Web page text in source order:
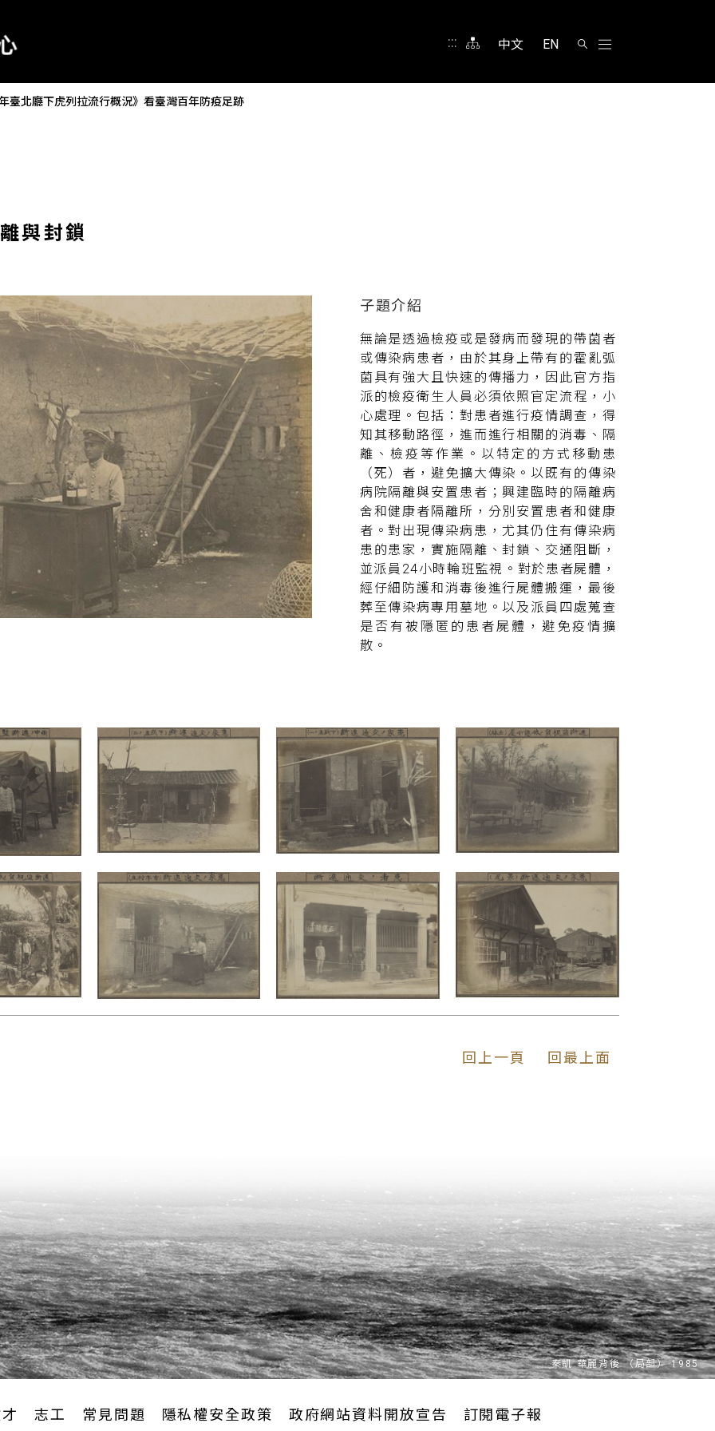
::: 中文 EN
北廳下虎列拉流行概況》看臺灣百年防疫足跡
與封鎖
無論是透過檢疫或是發病而發現的帶菌者
或傳染病患者，由於其身上帶有的霍亂弧
菌具有強大且快速的傳播力，因此官方指
派的檢疫衛生人員必須依照官定流程，小
心處理。包括：對患者進行疫情調查，得
知其移動路徑，進而進行相關的消毒、隔
離、檢疫等作業。以特定的方式移動患
（死）者，避免擴大傳染。以既有的傳染
病院隔離與安置患者；興建臨時的隔離病
舍和健康者隔離所，分別安置患者和健康
者。對出現傳染病患，尤其仍住有傳染病
患的患家，實施隔離、封鎖、交通阻斷，
並派員24小時輪班監視。對於患者屍體，
經仔細防護和消毒後進行屍體搬運，最後
葬至傳染病專用墓地。以及派員四處蒐查
是否有被隱匿的患者屍體，避免疫情擴
散。
回上一頁 回最上面
志工 常見問題 隱私權安全政策 政府網站資料開放宣告 訂閱電子報